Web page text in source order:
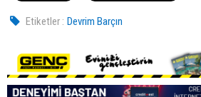
Etiketler : Devrim Barçın